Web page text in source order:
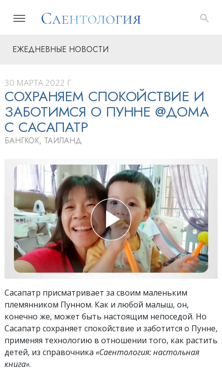
ЕЖЕДНЕВНЫЕ НОВОСТИ
30 МАРТА 2022 Г.
СОХРАНЯЕМ СПОКОЙСТВИЕ И
ЗАБОТИМСЯ О ПУННЕ @ДОМА
С САСАПАТР
БАНГКОК, ТАИЛАНД
Сасапатр присматривает за своим маленьким
племянником Пунном. Как и любой малыш, он,
конечно же, может быть настоящим непоседой. Но
Сасапатр сохраняет спокойствие и заботится о Пунне,
применяя технологию в отношении того, как растить
детей, из справочника «Саентология: настольная
книга».